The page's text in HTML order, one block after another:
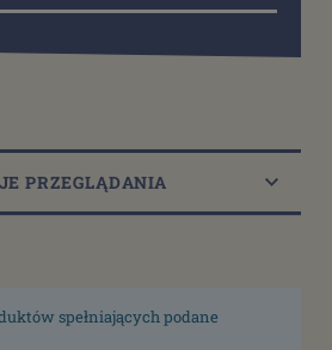
PRZEGLĄDANIA
spełniających podane